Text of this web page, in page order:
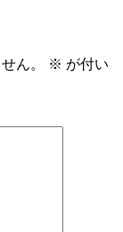
ん。 ※ が付い